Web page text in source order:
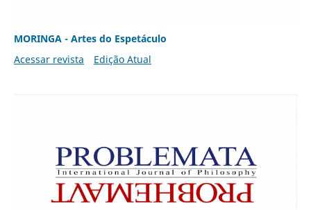
MORINGA - Artes do Espetáculo
Acessar revista
Edição Atual